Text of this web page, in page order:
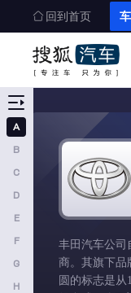
回到首页
丰田汽车公司
商。其旗下品
圆的标志是
A
B
C
D
E
F
G
H
埃安
阿维塔
阿斯顿马丁
埃尚
比亚迪